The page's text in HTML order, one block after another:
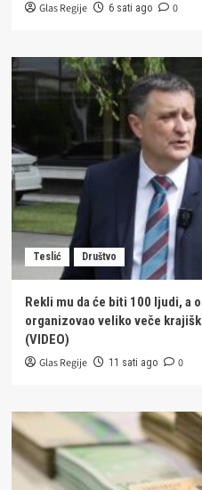
Glas Regije 6 sati ago 0
Teslić Društvo
Rekli mu da će biti 100 ljudi, a
organizovao veliko veče
(VIDEO)
Glas Regije 11 sati ago 0